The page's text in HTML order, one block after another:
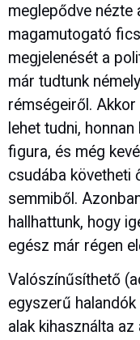
meglepődve nézte
magamutogató
megjelenését a
már tudtunk
rémségeiről.
lehet tudni,
figura, és még
csudába követheti
semmiből.
hallhattunk, hogy
egész már régen
Valószínűsíthető
egyszerű
alak kihasználta